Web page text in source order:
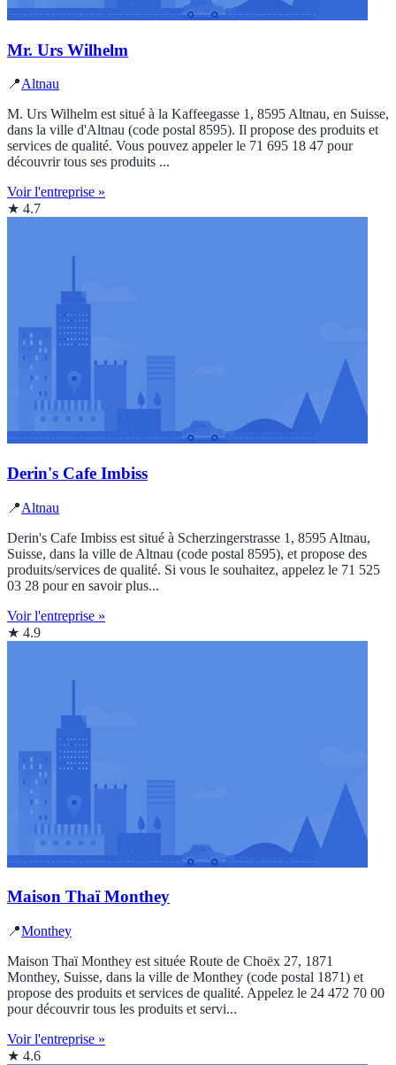
Mr. Urs Wilhelm
📍Altnau
M. Urs Wilhelm est situé à la Kaffeegasse 1, 8595 Altnau, en Suisse,
dans la ville d'Altnau (code postal 8595). Il propose des produits et
services de qualité. Vous pouvez appeler le 71 695 18 47 pour
découvrir tous ses produits ...
Voir l'entreprise »
★ 4.7
Derin's Cafe Imbiss
📍Altnau
Derin's Cafe Imbiss est situé à Scherzingerstrasse 1, 8595 Altnau,
Suisse, dans la ville de Altnau (code postal 8595), et propose des
produits/services de qualité. Si vous le souhaitez, appelez le 71 525
03 28 pour en savoir plus...
Voir l'entreprise »
★ 4.9
Maison Thaï Monthey
📍Monthey
Maison Thaï Monthey est située Route de Choëx 27, 1871
Monthey, Suisse, dans la ville de Monthey (code postal 1871) et
propose des produits et services de qualité. Appelez le 24 472 70 00
pour découvrir tous les produits et servi...
Voir l'entreprise »
★ 4.6